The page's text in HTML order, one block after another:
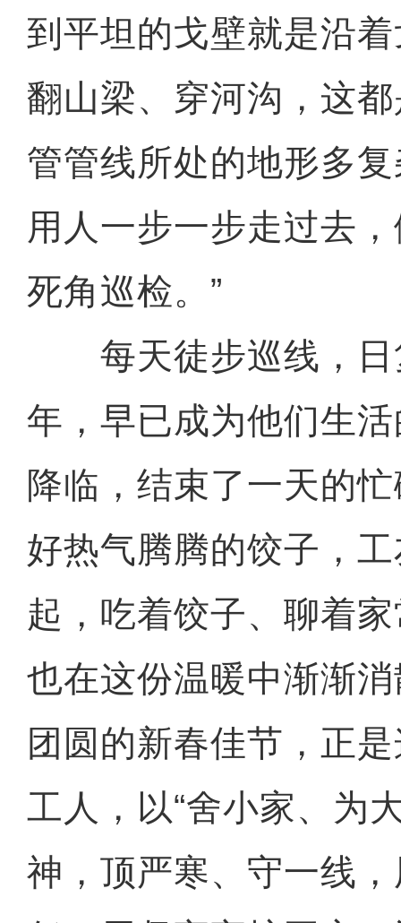
到平坦的戈壁就是沿
翻山梁、穿河沟，这
管管线所处的地形多
用人一步一步走过去
死角巡检。”
每天徒步巡线，日
年，早已成为他们生
降临，结束了一天的
好热气腾腾的饺子，
起，吃着饺子、聊着
也在这份温暖中渐渐
团圆的新春佳节，正
工人，以“舍小家、为
神，顶严寒、守一线